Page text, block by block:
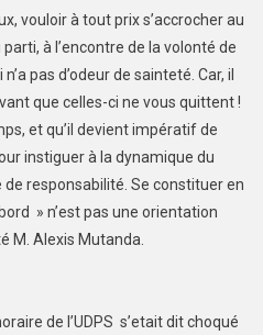
vouloir à tout prix s’accrocher au
à l’encontre de la volonté de
pas d’odeur de sainteté. Car, il
que celles-ci ne vous quittent !
et qu’il devient impératif de
instiguer à la dynamique du
responsabilité. Se constituer en
» n’est pas une orientation
M. Alexis Mutanda.
de l’UDPS s’etait dit choqué